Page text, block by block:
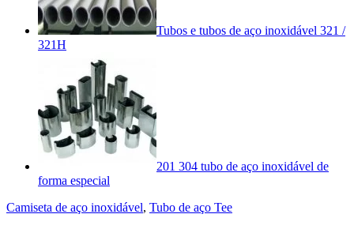
Tubos e tubos de aço inoxidável 321 /
321H
201 304 tubo de aço inoxidável de
forma especial
Camiseta de aço inoxidável, Tubo de aço Tee